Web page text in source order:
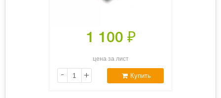
1 100 ₽
цена за лист
- + Купить